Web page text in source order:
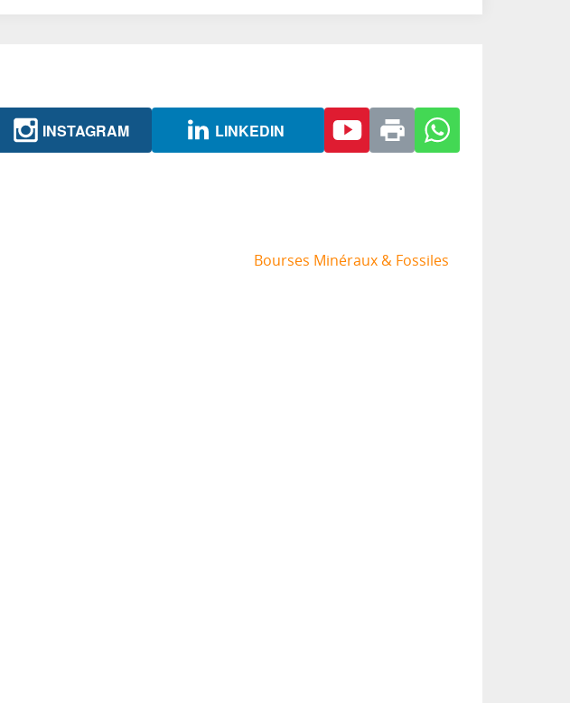
INSTAGRAM LINKEDIN
Bourses Minéraux & Fossiles